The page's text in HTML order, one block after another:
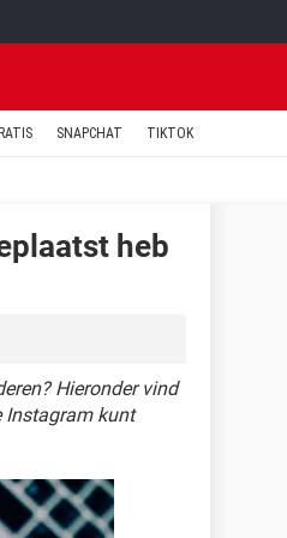
SNAPCHAT TIKTOK
heb
Hieronder vind
Instagram kunt